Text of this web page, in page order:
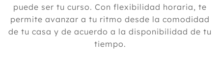
puede ser tu curso. Con flexibilidad horaria, te
permite avanzar a tu ritmo desde la comodidad
de tu casa y de acuerdo a la disponibilidad de tu
tiempo.